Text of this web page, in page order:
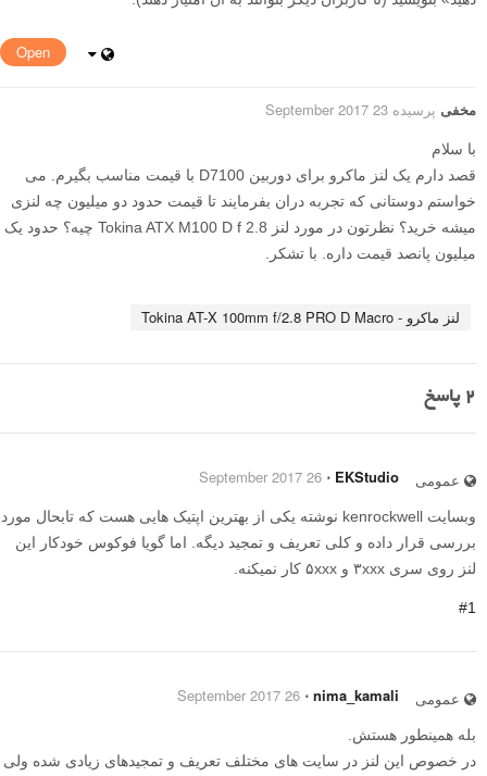
Open
مخفی پرسیده 23 September 2017
با سلام
قصد دارم یک لنز ماکرو برای دوربین D7100 با قیمت مناسب بگیرم. می
خواستم دوستانی که تجربه دران بفرمایند تا قیمت حدود دو میلیون چه لنزی
میشه خرید؟ نظرتون در مورد لنز Tokina ATX M100 D f 2.8 چیه؟ حدود یک
میلیون پانصد قیمت داره. با تشکر.
لنز ماکرو - Tokina AT-X 100mm f/2.8 PRO D Macro
2 پاسخ
عمومی EKStudio
⋅
26 September 2017
وبسایت kenrockwell نوشته یکی از بهترین اپتیک هایی هست که تابحال مورد
بررسی قرار داده و کلی تعریف و تمجید دیگه. اما گویا فوکوس خودکار این
لنز روی سری ۳xxx و ۵xxx کار نمیکنه.
#1
عمومی nima_kamali
⋅
26 September 2017
بله همینطور هستش.
در خصوص این لنز در سایت های مختلف تعریف و تمجیدهای زیادی شده ولی